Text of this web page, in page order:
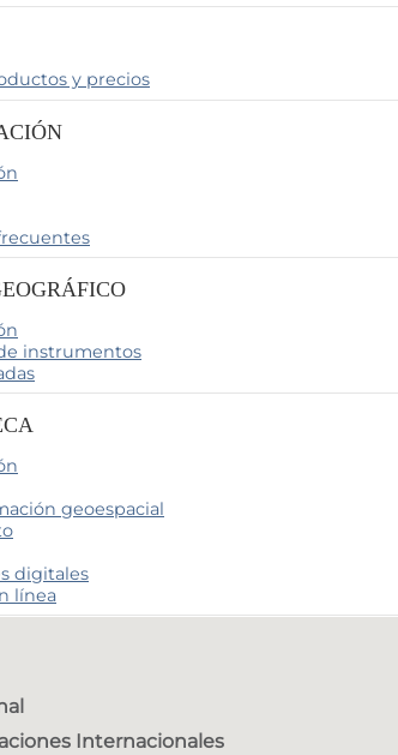
y precios
instrumentos
geoespacial
digitales
línea
Internacionales